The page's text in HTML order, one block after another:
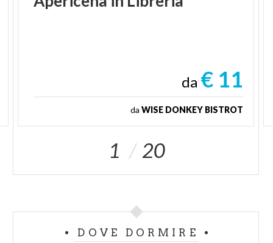
da € 11
da WISE DONKEY BISTROT
1 20
DOVE DORMIRE